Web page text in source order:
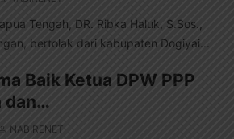
Tengah, DR. Ribka Haluk, S.Sos.,
bertolak dari kabupaten Dogiyai...
Baik Ketua DPW PPP
dan…
NABIRENET